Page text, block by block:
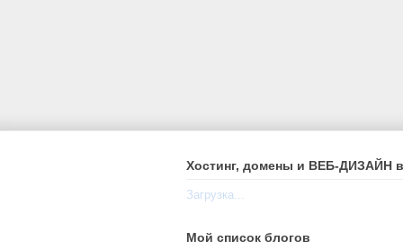
Хостинг, домены и ВЕБ-ДИЗАЙН в
Загрузка...
Мой список блогов